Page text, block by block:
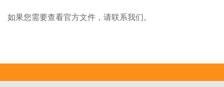
如果您需要查看官方文件，请联系我们。